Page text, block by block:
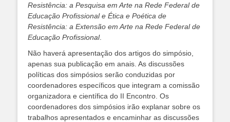
Resistência: a Pesquisa em Arte na Rede Federal de
Educação Profissional e Ética e Poética de
Resistência: a Extensão em Arte na Rede Federal de
Educação Profissional.
Não haverá apresentação dos artigos do simpósio,
apenas sua publicação em anais. As discussões
políticas dos simpósios serão conduzidas por
coordenadores específicos que integram a comissão
organizadora e científica do II Encontro. Os
coordenadores dos simpósios irão explanar sobre os
trabalhos apresentados e encaminhar as discussões